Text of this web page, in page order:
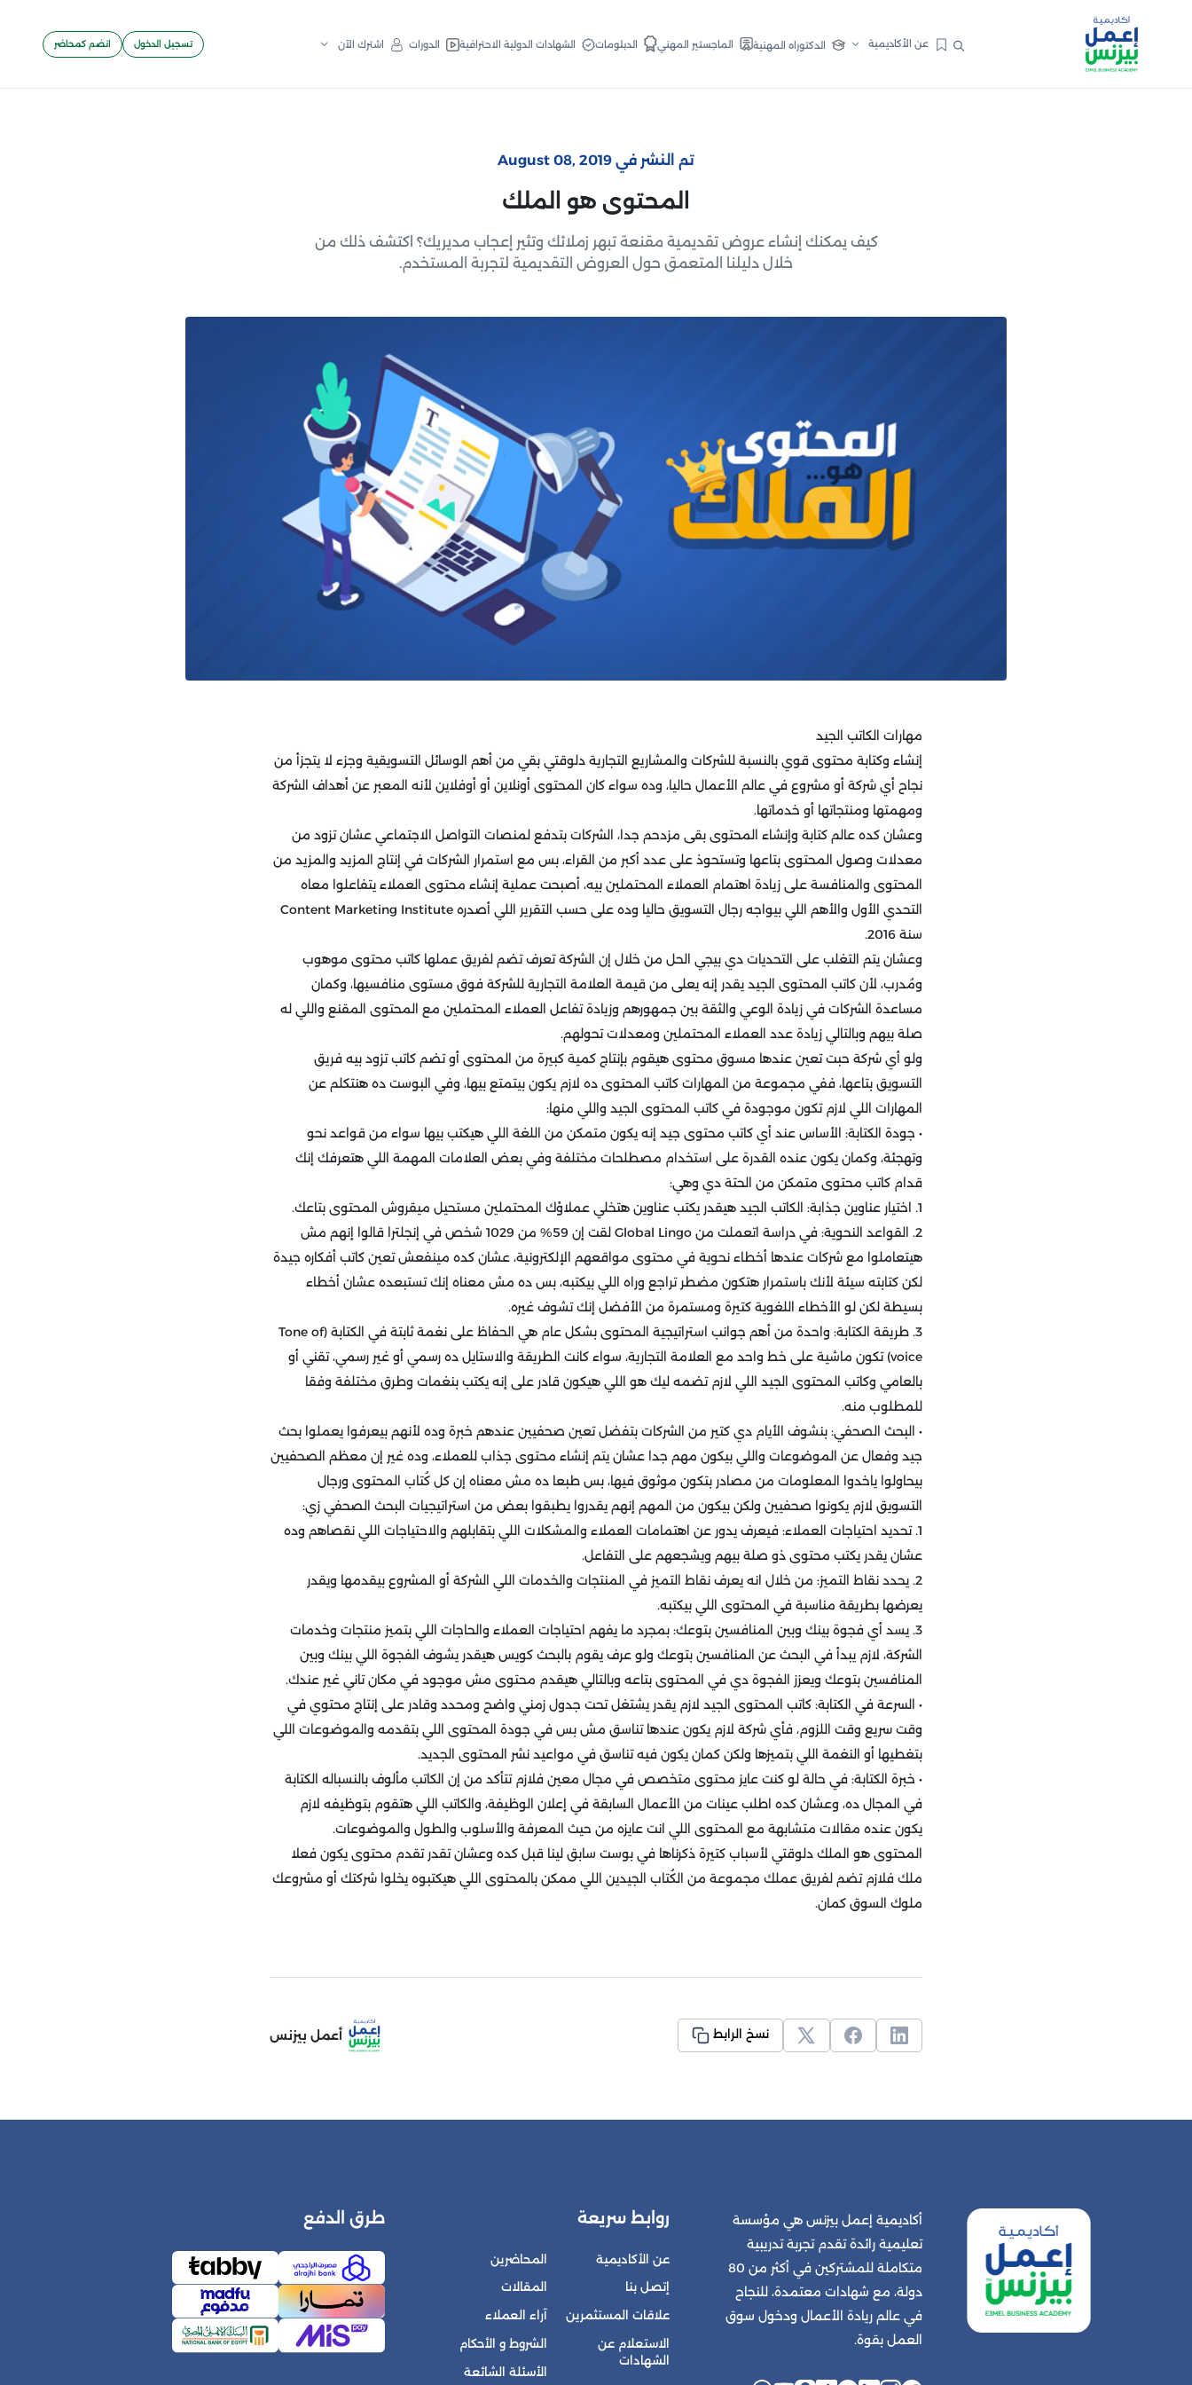
عن الأكاديمية الدكتوراه المهنية الماجستير المهني الدبلومات الشهادات الدولية الاحترافية الدورات اشترك الآن تسجيل الدخول انضم كمحاضر
تم النشر في August 08, 2019
المحتوى هو الملك
كيف يمكنك إنشاء عروض تقديمية مقنعة تبهر زملائك وتثير إعجاب مديريك؟ اكتشف ذلك من
خلال دليلنا المتعمق حول العروض التقديمية لتجربة المستخدم.
مهارات الكاتب الجيد
إنشاء وكتابة محتوى قوي بالنسبة للشركات والمشاريع التجارية دلوقتي بقي من أهم الوسائل التسويقية وجزء لا يتجزأ من
نجاح أي شركة أو مشروع في عالم الأعمال حاليا، وده سواء كان المحتوى أونلاين أو أوفلاين لأنه المعبر عن أهداف الشركة
ومهمتها ومنتجاتها أو خدماتها.
وعشان كده عالم كتابة وإنشاء المحتوى بقى مزدحم جدا، الشركات بتدفع لمنصات التواصل الاجتماعي عشان تزود من
معدلات وصول المحتوى بتاعها وتستحوذ على عدد أكبر من القراء، بس مع استمرار الشركات في إنتاج المزيد والمزيد من
المحتوى والمنافسة على زيادة اهتمام العملاء المحتملين بيه، أصبحت عملية إنشاء محتوى العملاء يتفاعلوا معاه
التحدي الأول والأهم اللي بيواجه رجال التسويق حاليا وده على حسب التقرير اللي أصدره Content Marketing Institute
سنة 2016.
وعشان يتم التغلب على التحديات دي بيجي الحل من خلال إن الشركة تعرف تضم لفريق عملها كاتب محتوى موهوب
ومُدرب، لأن كاتب المحتوى الجيد يقدر إنه يعلى من قيمة العلامة التجارية للشركة فوق مستوى منافسيها، وكمان
مساعدة الشركات في زيادة الوعي والثقة بين جمهورهم وزيادة تفاعل العملاء المحتملين مع المحتوى المقنع واللي له
صلة بيهم وبالتالي زيادة عدد العملاء المحتملين ومعدلات تحولهم.
ولو أي شركة حبت تعين عندها مسوق محتوى هيقوم بإنتاج كمية كبيرة من المحتوى أو تضم كاتب تزود بيه فريق
التسويق بتاعها، ففي مجموعة من المهارات كاتب المحتوى ده لازم يكون بيتمتع بيها، وفي البوست ده هنتكلم عن
المهارات اللي لازم تكون موجودة في كاتب المحتوى الجيد واللي منها:
• جودة الكتابة: الأساس عند أي كاتب محتوى جيد إنه يكون متمكن من اللغة اللي هيكتب بيها سواء من قواعد نحو
وتهجئة، وكمان يكون عنده القدرة على استخدام مصطلحات مختلفة وفي بعض العلامات المهمة اللي هتعرفك إنك
قدام كاتب محتوى متمكن من الحتة دي وهي:
1. اختيار عناوين جذابة: الكاتب الجيد هيقدر يكتب عناوين هتخلي عملاؤك المحتملين مستحيل ميقروش المحتوى بتاعك.
2. القواعد النحوية: في دراسة اتعملت من Global Lingo لقت إن 59% من 1029 شخص في إنجلترا قالوا إنهم مش
هيتعاملوا مع شركات عندها أخطاء نحوية في محتوى مواقعهم الإلكترونية، عشان كده مينفعش تعين كاتب أفكاره جيدة
لكن كتابته سيئة لأنك باستمرار هتكون مضطر تراجع وراه اللي بيكتبه، بس ده مش معناه إنك تستبعده عشان أخطاء
بسيطة لكن لو الأخطاء اللغوية كتيرة ومستمرة من الأفضل إنك تشوف غيره.
3. طريقة الكتابة: واحدة من أهم جوانب استراتيجية المحتوى بشكل عام هي الحفاظ على نغمة ثابتة في الكتابة (Tone of
voice) تكون ماشية على خط واحد مع العلامة التجارية، سواء كانت الطريقة والاستايل ده رسمي أو غير رسمي، تقني أو
بالعامي وكاتب المحتوى الجيد اللي لازم تضمه ليك هو اللي هيكون قادر على إنه يكتب بنغمات وطرق مختلفة وفقا
للمطلوب منه.
• البحث الصحفي: بنشوف الأيام دي كتير من الشركات بتفضل تعين صحفيين عندهم خبرة وده لأنهم بيعرفوا يعملوا بحث
جيد وفعال عن الموضوعات واللي بيكون مهم جدا عشان يتم إنشاء محتوى جذاب للعملاء، وده غير إن معظم الصحفيين
بيحاولوا ياخدوا المعلومات من مصادر بتكون موثوق فيها، بس طبعا ده مش معناه إن كل كُتاب المحتوى ورجال
التسويق لازم يكونوا صحفيين ولكن بيكون من المهم إنهم يقدروا يطبقوا بعض من استراتيجيات البحث الصحفي زي:
1. تحديد احتياجات العملاء: فيعرف يدور عن اهتمامات العملاء والمشكلات اللي بتقابلهم والاحتياجات اللي نقصاهم وده
عشان يقدر يكتب محتوى ذو صلة بيهم ويشجعهم على التفاعل.
2. يحدد نقاط التميز: من خلال انه يعرف نقاط التميز في المنتجات والخدمات اللي الشركة أو المشروع بيقدمها ويقدر
يعرضها بطريقة مناسبة في المحتوى اللي بيكتبه.
3. يسد أي فجوة بينك وبين المنافسين بتوعك: بمجرد ما يفهم احتياجات العملاء والحاجات اللي بتميز منتجات وخدمات
الشركة، لازم يبدأ في البحث عن المنافسين بتوعك ولو عرف يقوم بالبحث كويس هيقدر يشوف الفجوة اللي بينك وبين
المنافسين بتوعك ويعزز الفجوة دي في المحتوى بتاعه وبالتالي هيقدم محتوى مش موجود في مكان تاني غير عندك.
• السرعة في الكتابة: كاتب المحتوى الجيد لازم يقدر يشتغل تحت جدول زمني واضح ومحدد وقادر على إنتاج محتوي في
وقت سريع وقت اللزوم، فأي شركة لازم يكون عندها تناسق مش بس في جودة المحتوى اللي بتقدمه والموضوعات اللي
بتغطيها أو النغمة اللي بتميزها ولكن كمان يكون فيه تناسق في مواعيد نشر المحتوى الجديد.
• خبرة الكتابة: في حالة لو كنت عايز محتوى متخصص في مجال معين فلازم تتأكد من إن الكاتب مألوف بالنسباله الكتابة
في المجال ده، وعشان كده اطلب عينات من الأعمال السابقة في إعلان الوظيفة، والكاتب اللي هتقوم بتوظيفه لازم
يكون عنده مقالات متشابهة مع المحتوى اللي انت عايزه من حيث المعرفة والأسلوب والطول والموضوعات.
المحتوى هو الملك دلوقتي لأسباب كتيرة ذكرناها في بوست سابق لينا قبل كده وعشان تقدر تقدم محتوى يكون فعلا
ملك فلازم تضم لفريق عملك مجموعة من الكُتاب الجيدين اللي ممكن بالمحتوى اللي هيكتبوه يخلوا شركتك أو مشروعك
ملوك السوق كمان.
نسخ الرابط أعمل بيزنس
أكاديمية إعمل بيزنس هي مؤسسة
تعليمية رائدة تقدم تجربة تدريبية
متكاملة للمشتركين في أكثر من 80
دولة، مع شهادات معتمدة، للنجاح
في عالم ريادة الأعمال ودخول سوق
العمل بقوة.
روابط سريعة
عن الأكاديمية
إتصل بنا
علاقات المستثمرين
الاستعلام عن
الشهادات
المحاضرين
المقالات
آراء العملاء
الشروط و الأحكام
الأسئلة الشائعة
طرق الدفع